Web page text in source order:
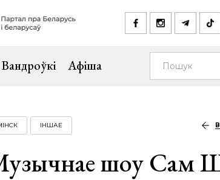
Вандроўкі Афіша
ІНШАЕ
шоу Сам